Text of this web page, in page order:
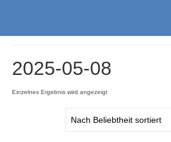
2025-05-08
Einzelnes Ergebnis wird angezeigt